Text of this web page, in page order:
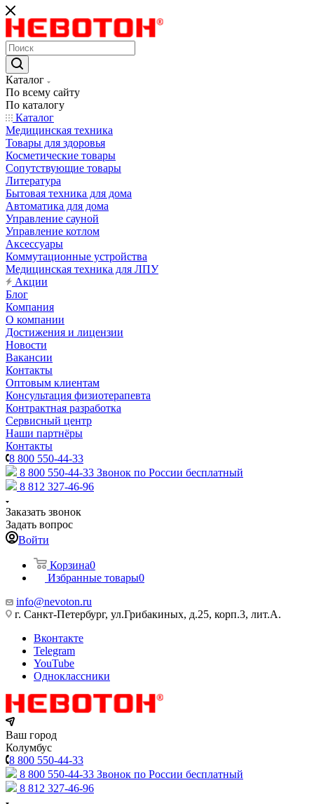
Каталог
По всему сайту
По каталогу
Каталог
Медицинская техника
Товары для здоровья
Косметические товары
Сопутствующие товары
Литература
Бытовая техника для дома
Автоматика для дома
Управление сауной
Управление котлом
Аксессуары
Коммутационные устройства
Медицинская техника для ЛПУ
Акции
Блог
Компания
О компании
Достижения и лицензии
Новости
Вакансии
Контакты
Оптовым клиентам
Консультация физиотерапевта
Контрактная разработка
Сервисный центр
Наши партнёры
Контакты
8 800 550-44-33
8 800 550-44-33 Звонок по России бесплатный
8 812 327-46-96
Заказать звонок
Задать вопрос
Войти
Корзина0
Избранные товары0
info@nevoton.ru
г. Санкт-Петербург, ул.Грибакиных, д.25, корп.3, лит.А.
Вконтакте
Telegram
YouTube
Одноклассники
Ваш город
Колумбус
8 800 550-44-33
8 800 550-44-33 Звонок по России бесплатный
8 812 327-46-96